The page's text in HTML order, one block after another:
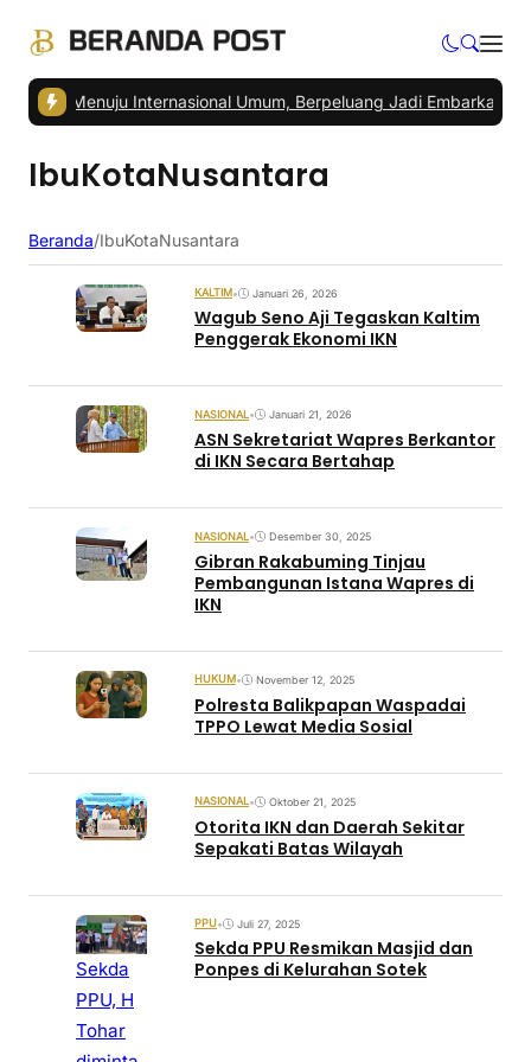
Menuju Internasional Umum, Berpeluang Jadi Embarkasi Haji
IbuKotaNusantara
Beranda/IbuKotaNusantara
KALTIM• Januari 26, 2026
Wagub Seno Aji Tegaskan Kaltim
Penggerak Ekonomi IKN
NASIONAL • Januari 21, 2026
ASN Sekretariat Wapres Berkantor
di IKN Secara Bertahap
NASIONAL • Desember 30, 2025
Gibran Rakabuming Tinjau
Pembangunan Istana Wapres di
IKN
HUKUM• November 12, 2025
Polresta Balikpapan Waspadai
TPPO Lewat Media Sosial
NASIONAL• Oktober 21, 2025
Otorita IKN dan Daerah Sekitar
Sepakati Batas Wilayah
Sekda
PPU, H
Tohar
PPU• Juli 27, 2025
Sekda PPU Resmikan Masjid dan
Ponpes di Kelurahan Sotek